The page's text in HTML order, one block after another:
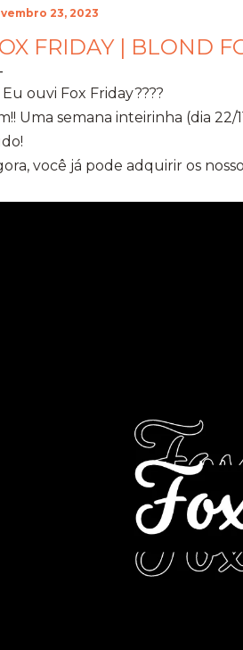
23, 2023
FRIDAY | BLOND
Eu ouvi Fox Friday????
Uma semana inteirinha (dia 22/
você já pode adquirir os